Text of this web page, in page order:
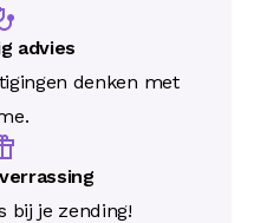
advies
denken met
bij je zending!